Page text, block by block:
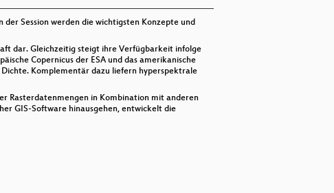
Session werden die wichtigsten Konzepte und
dar. Gleichzeitig steigt ihre Verfügbarkeit infolge
Copernicus der ESA und das amerikanische
Komplementär dazu liefern hyperspektrale
Rasterdatenmengen in Kombination mit anderen
GIS-Software hinausgehen, entwickelt die